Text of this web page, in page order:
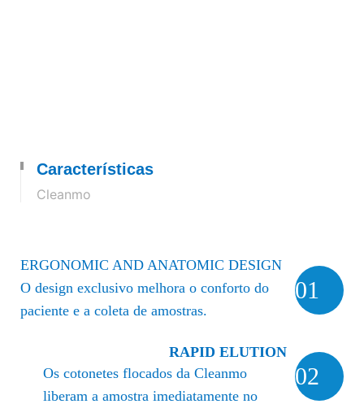
Características
Cleanmo
01
ERGONOMIC AND ANATOMIC DESIGN
O design exclusivo melhora o conforto do
paciente e a coleta de amostras.
02
RAPID ELUTION
Os cotonetes flocados da Cleanmo
liberam a amostra imediatamente no